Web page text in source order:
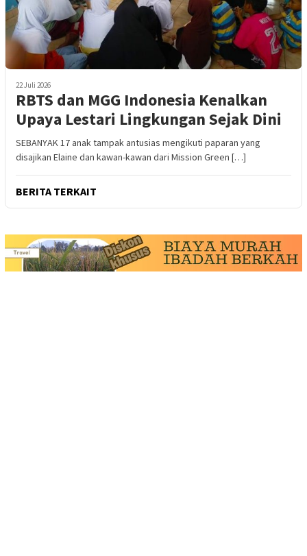
22 Juli 2026
RBTS dan MGG Indonesia Kenalkan
Upaya Lestari Lingkungan Sejak Dini
SEBANYAK 17 anak tampak antusias mengikuti paparan yang
disajikan Elaine dan kawan-kawan dari Mission Green […]
BERITA TERKAIT